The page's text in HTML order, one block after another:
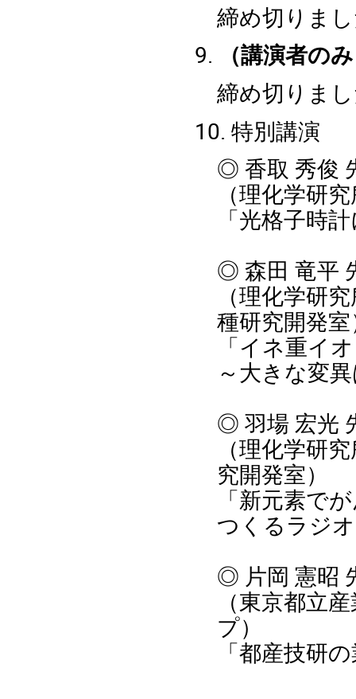
締め切りま
9.
（講演者の
締め切りま
10. 特別講演
◎ 香取 秀俊
（理化学研
「光格子時
◎ 森田 竜平
（理化学研
種研究開発
「イネ重イ
～ 大きな変
◎ 羽場 宏光
（理化学研
究開発室）
「新元素で
つくるラジ
◎ 片岡 憲昭
（東京都立
プ）
「都産技研